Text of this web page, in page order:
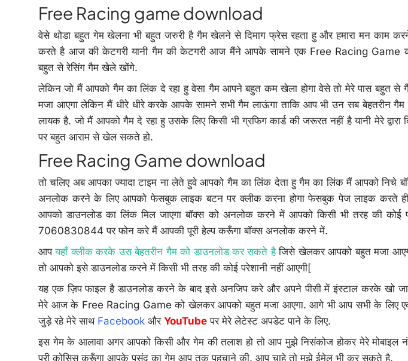
Free Racing game download
वेसे थोडा बहुत गेम खेलना भी बहुत जरुरी है गैम खेलने से दिमाग फ्रेस रहता हु और हमारा मन काम
करते है आज की केटगरी यानी गैम की केटगरी आज मैंने आपके सामने एक Free Racing Game
बहुत से रेसिंग गैम खेले खोंगे.
लेकिन जो मैं आपको गैम का लिंक दे रहा हु वेसा गैम आपने बहुत कम खेला होगा वेसे तो मेरे पास बहुत
मजा आएगा लेकिन मैं धीरे धीरे करके आपके सामने सभी गैम लाऊंगा ताकि आप भी उन सब बेहतरीन
लायक है. जो मैं आपको गैम दे रहा हु उसके लिए किसी भी ग्रफिग कार्ड की जरूरत नहीं है यानी मेरे द्वारा
पर बहुत आराम से खेल सकते हो.
Free Racing Game download
तो चलिए अब आपका ज्यादा टाइम ना लेते हुवे आपको गैम का लिंक देता हु गैम का लिंक मैं आपको निचे
अनलोक करने के लिए आपको फेसबुक लाइक बटन पर क्लीक करना होगा फेसबुक पेज लाइक करते ही
आपको डाउनलोड का लिंक मिल जाएगा बॉक्स को अनलोक करने में आपको किसी भी तरह की
7060830844 पर फोन करे मैं आपकी पूरी हेल्प करूँगा बॉक्स अनलोक करने में.
आपयहाँ क्लीक करके उस बेहतरीन गैम को डाउनलोड कर सकते हैजिसे खेलकर आपको बहुत मजा
तो आपको इसे डाउनलोड करने में किसी भी तरह की कोई परेशानी नहीं आएगी[
यह एक ज़िप फाइल है डाउनलोड करने के बाद इसे अनजिप करे और अपने पीसी में इंस्टाल करके खो जाए
मेरे आज के Free Racing Game को खेलकर आपको बहुत मजा आएगा. आगे भी आप सभी के लिए
जुड़े रहे मेरे साथ Facebook और YouTube पर मेरे लेटेस्ट अपडेट पाने के लिए.
इस गेम के आलावा अगर आपको किसी और गेम की तलाश हो तो आप मुझे निसंकोज होकर मेरे मोबाइल
पूरी कोसिस करूँगा आपके पसंद का गेम आप तक पहुचाने की. आप चाहे तो मुझे ईमेल भी कर सकते है.